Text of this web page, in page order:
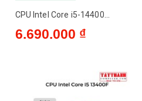
CPU Intel Core i5-14400...
6.690.000 ₫